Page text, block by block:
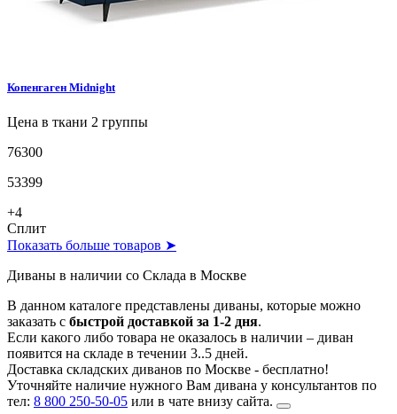
Копенгаген Midnight
Цена в ткани 2 группы
76300
53399
+4
Сплит
Показать больше товаров ➤
Диваны в наличии со Склада в Москве
В данном каталоге представлены диваны, которые можно
заказать c быстрой доставкой за 1-2 дня.
Если какого либо товара не оказалось в наличии – диван
появится на складе в течении 3..5 дней.
Доставка складских диванов по Москве - бесплатно!
Уточняйте наличие нужного Вам дивана у консультантов по
тел: 8 800 250-50-05 или в чате внизу сайта.